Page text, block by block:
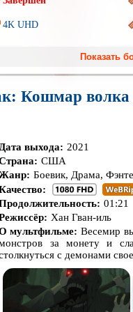
4K UHD
Ангелы и Демоны
Гении
Основанное нареальных
ПереводКураж-Бамбей
Призраки
Про богатых
Про выживание
Про динозавров
Про инопланетян
Показать
Кошмар волка
Дата выхода: 2021
США
Боевик, Драма,
01:21
Хан Гван-иль
мультфильме: Веcемир
за монету и
с демонами